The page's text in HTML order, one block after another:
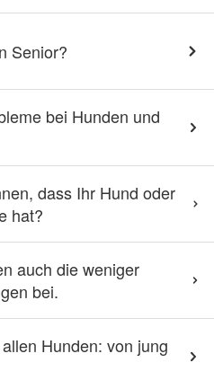
Senior?
bei Hunden und
dass Ihr Hund oder
hat?
auch die weniger
bei.
Hunden: von jung